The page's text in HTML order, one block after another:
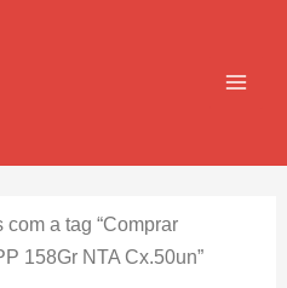
a tag “Comprar
158Gr NTA Cx.50un”